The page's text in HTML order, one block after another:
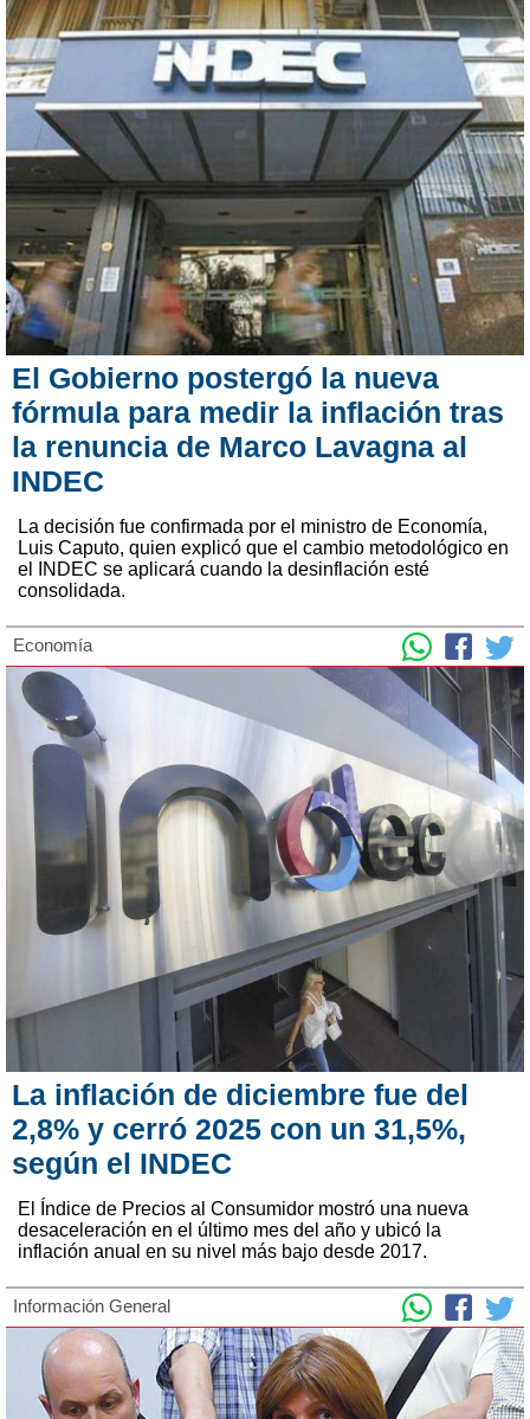
El Gobierno postergó la nueva
fórmula para medir la inflación tras
la renuncia de Marco Lavagna al
INDEC
La decisión fue confirmada por el ministro de Economía,
Luis Caputo, quien explicó que el cambio metodológico en
el INDEC se aplicará cuando la desinflación esté
consolidada.
Economía
La inflación de diciembre fue del
2,8% y cerró 2025 con un 31,5%,
según el INDEC
El Índice de Precios al Consumidor mostró una nueva
desaceleración en el último mes del año y ubicó la
inflación anual en su nivel más bajo desde 2017.
Información General